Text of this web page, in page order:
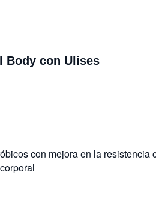
Body con Ulises
con mejora en la